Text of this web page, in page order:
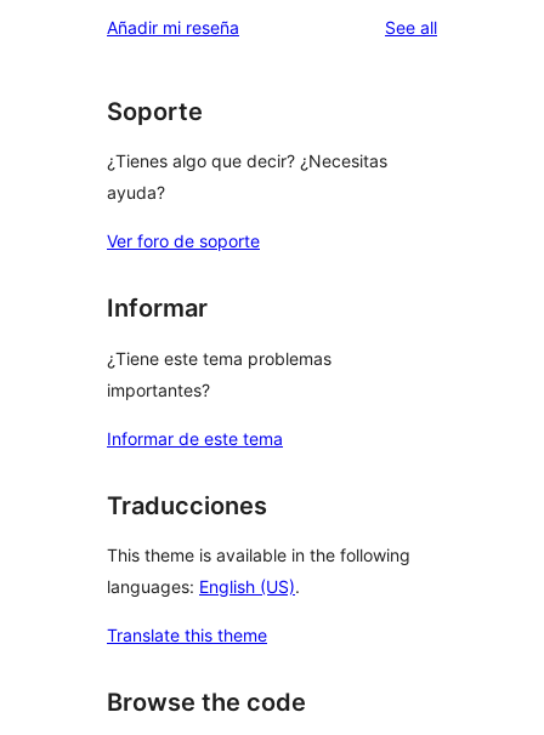
review
star
Añadir mi reseña See allreviews
Soporte
¿Tienes algo que decir? ¿Necesitas
ayuda?
Ver foro de soporte
Informar
¿Tiene este tema problemas
importantes?
Informar de este tema
Traducciones
This theme is available in the following
languages: English (US).
Translate this theme
Browse the code